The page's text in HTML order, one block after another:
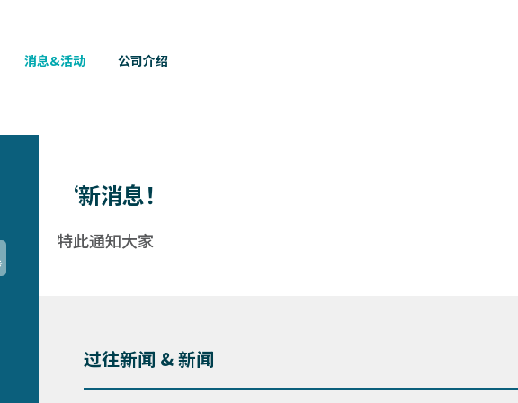
消息&活动 公司介绍
‘新消息！
特此通知大家
过往新闻 & 新闻